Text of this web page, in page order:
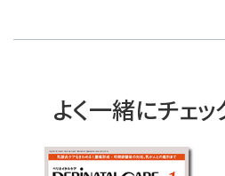
よく一緒にチェ